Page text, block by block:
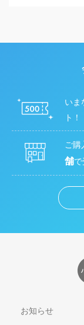
いま
ト！
ご購
舗
お知らせ